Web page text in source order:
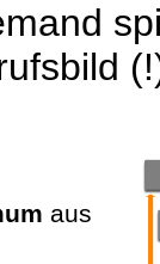
aus